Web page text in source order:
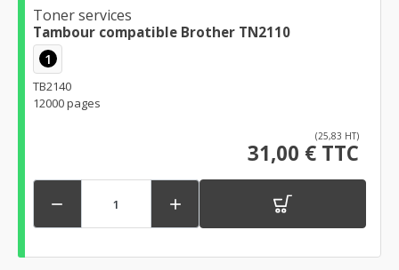
Toner services
Tambour compatible Brother TN2110
1
TB2140
12000 pages
(25,83 HT)
31,00 € TTC
 